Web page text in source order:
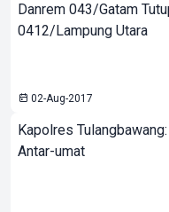
Danrem 043/Gatam
0412/Lampung Utara
02-Aug-2017
Kapolres
Antar-umat